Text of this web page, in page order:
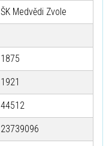
ŠK Medvědi Zvole
1875
1921
44512
23739096